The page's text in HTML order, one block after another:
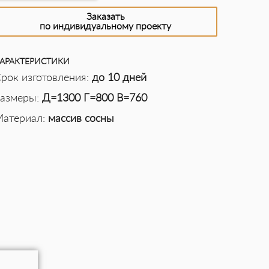
Заказать
по индивидуальному проекту
изготовления: до 10 дней
Д=1300 Г=800 В=760
массив сосны